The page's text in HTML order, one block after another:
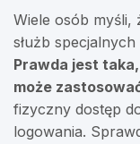
Wiele osób myśli,
służb
Prawda jest
może
fizyczny dostęp
logowania.